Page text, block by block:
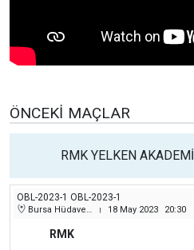
ÖNCEKI MAÇLAR
RMK YELKEN AKADEMİ
OBL-2023-1 OBL-2023-1
Bursa Hüdavendigar (Dikkaldırım) Kapalı Spor Salonu | 18 May 2023 20:30
RMK